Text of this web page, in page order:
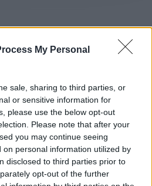
My Personal
sale, sharing to third parties, or
or sensitive information for
please use the below opt-out
Please note that after your
you may continue seeing
on personal information utilized by
disclosed to third parties prior to
opt-out of the further
9/8: Restart!